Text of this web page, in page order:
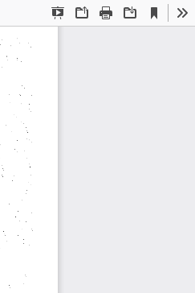
Presentation
OpenPrint Download
Current
View